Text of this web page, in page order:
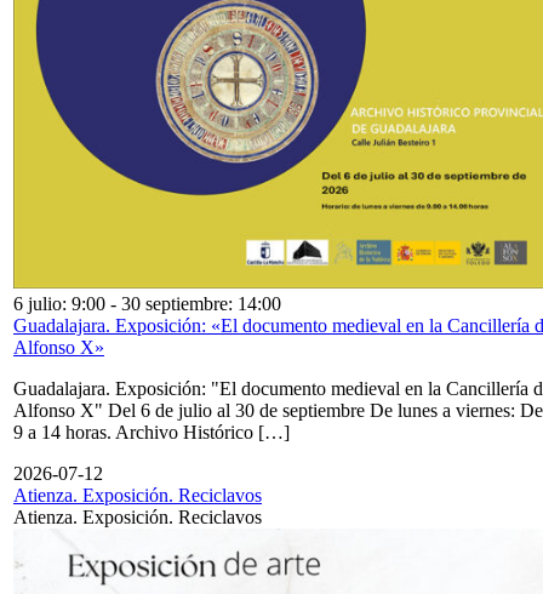
6 julio: 9:00 - 30 septiembre: 14:00
Guadalajara. Exposición: «El documento medieval en la Cancillería
Alfonso X»
Guadalajara. Exposición: "El documento medieval en la Cancillería
Alfonso X" Del 6 de julio al 30 de septiembre De lunes a viernes: De
9 a 14 horas. Archivo Histórico […]
2026-07-12
Atienza. Exposición. Reciclavos
Atienza. Exposición. Reciclavos